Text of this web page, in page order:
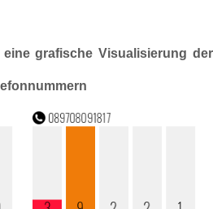
grafische Visualisierung der